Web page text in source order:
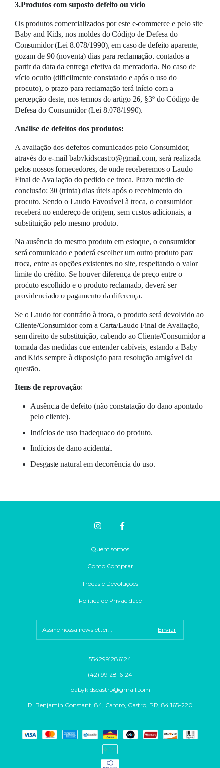
3.Produtos com suposto defeito ou vício
Os produtos comercializados por este e-commerce e pelo site
Baby and Kids, nos moldes do Código de Defesa do
Consumidor (Lei 8.078/1990), em caso de defeito aparente,
gozam de 90 (noventa) dias para reclamação, contados a
partir da data da entrega efetiva da mercadoria. No caso de
vício oculto (dificilmente constatado e após o uso do
produto), o prazo para reclamação terá início com a
percepção deste, nos termos do artigo 26, §3º do Código de
Defesa do Consumidor (Lei 8.078/1990).
Análise de defeitos dos produtos:
A avaliação dos defeitos comunicados pelo Consumidor,
através do e-mail babykidscastro@gmail.com, será realizada
pelos nossos fornecedores, de onde receberemos o Laudo
Final de Avaliação do pedido de troca. Prazo médio de
conclusão: 30 (trinta) dias úteis após o recebimento do
produto. Sendo o Laudo Favorável à troca, o consumidor
receberá no endereço de origem, sem custos adicionais, a
substituição pelo mesmo produto.
Na ausência do mesmo produto em estoque, o consumidor
será comunicado e poderá escolher um outro produto para
troca, entre as opções existentes no site, respeitando o valor
limite do crédito. Se houver diferença de preço entre o
produto escolhido e o produto reclamado, deverá ser
providenciado o pagamento da diferença.
Se o Laudo for contrário à troca, o produto será devolvido ao
Cliente/Consumidor com a Carta/Laudo Final de Avaliação,
sem direito de substituição, cabendo ao Cliente/Consumidor a
tomada das medidas que entender cabíveis, estando a Baby
and Kids sempre à disposição para resolução amigável da
questão.
Itens de reprovação:
Ausência de defeito (não constatação do dano apontado
pelo cliente).
Indícios de uso inadequado do produto.
Indícios de dano acidental.
Desgaste natural em decorrência do uso.
Quem somos
Como Comprar
Trocas e Devoluções
Política de Privacidade
5542991286124
(42) 99128-6124
babykidscastro@gmail.com
R. Benjamin Constant, 84, Centro, Castro, PR, 84.165-220